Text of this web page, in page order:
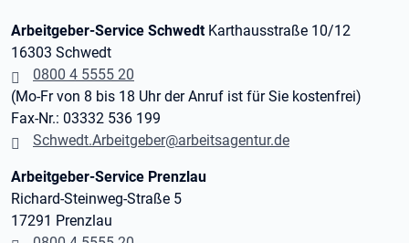
Arbeitgeber-Service Schwedt Karthausstraße 10/12
16303 Schwedt
0800 4 5555 20
(Mo-Fr von 8 bis 18 Uhr der Anruf ist für Sie kostenfrei)
Fax-Nr.: 03332 536 199
Schwedt.Arbeitgeber@arbeitsagentur.de
Arbeitgeber-Service Prenzlau
Richard-Steinweg-Straße 5
17291 Prenzlau